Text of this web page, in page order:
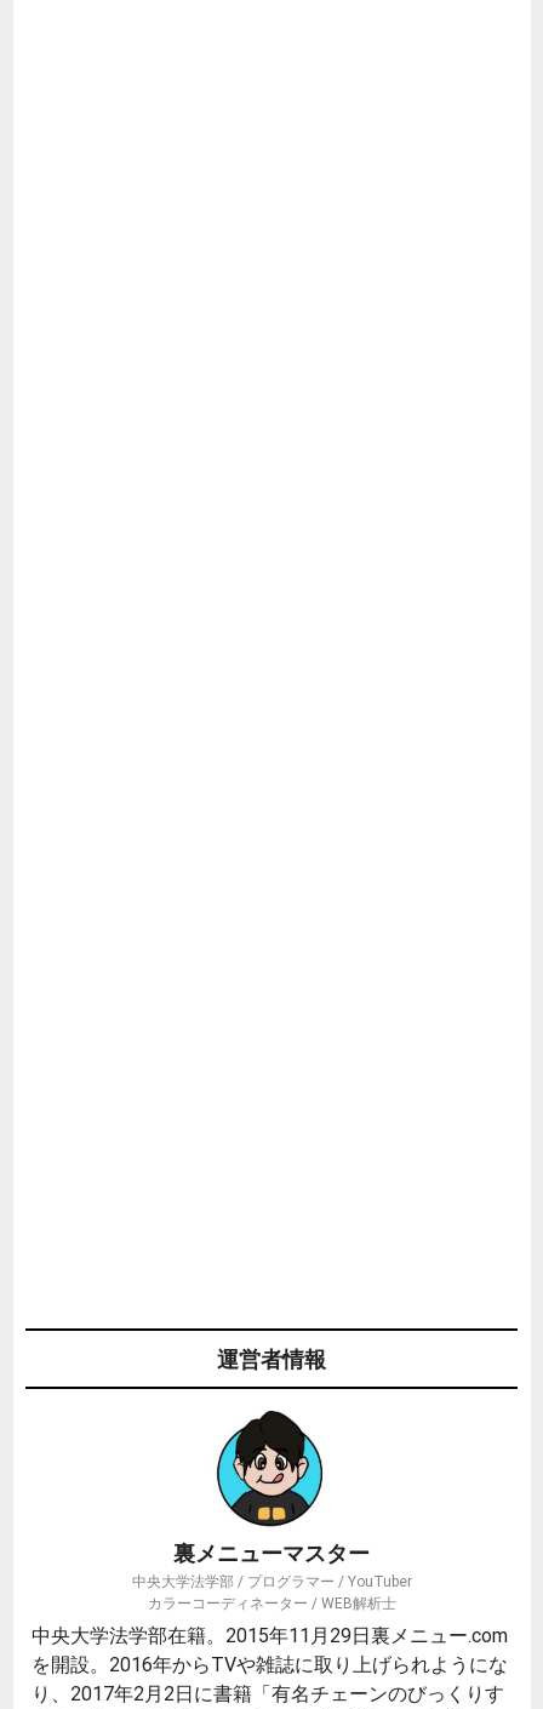
運営者情報
裏メニューマスター
中央大学法学部 / プログラマー / YouTuber
カラーコーディネーター / WEB解析士
中央大学法学部在籍。2015年11月29日裏メニュー.com
を開設。2016年からTVや雑誌に取り上げられようにな
り、2017年2月2日に書籍「有名チェーンのびっくりす